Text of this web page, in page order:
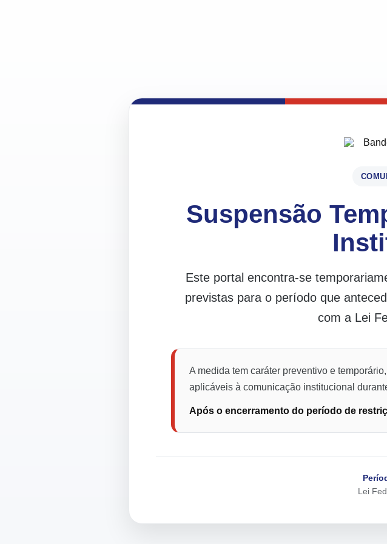
Suspensão
Este portal encontra-se
previstas para o período que
com a Lei
A medida tem caráter preventivo e
aplicáveis à comunicação institucional
Após o encerramento do período de
Lei